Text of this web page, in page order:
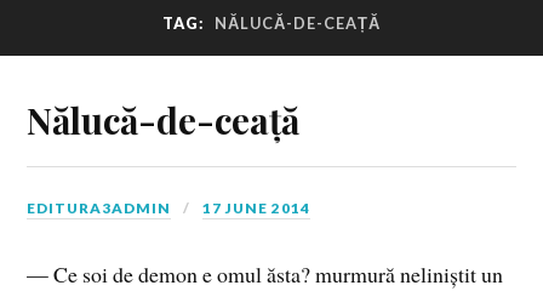
TAG: NĂLUCĂ-DE-CEAȚĂ
Nălucă-de-ceață
EDITURA3ADMIN 17 JUNE 2014
— Ce soi de demon e omul ăsta? murmură neliniștit un